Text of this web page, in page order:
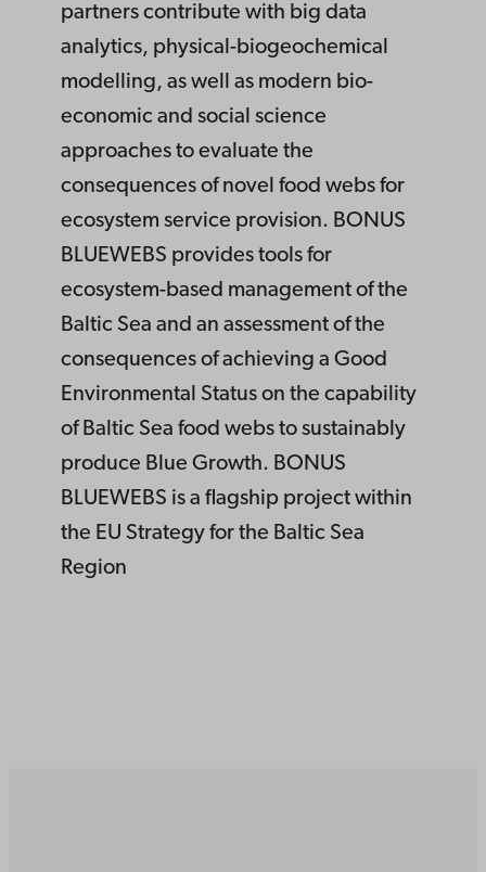
partners contribute with big data
analytics, physical-biogeochemical
modelling, as well as modern bio-
economic and social science
approaches to evaluate the
consequences of novel food webs for
ecosystem service provision. BONUS
BLUEWEBS provides tools for
ecosystem-based management of the
Baltic Sea and an assessment of the
consequences of achieving a Good
Environmental Status on the capability
of Baltic Sea food webs to sustainably
produce Blue Growth. BONUS
BLUEWEBS is a flagship project within
the EU Strategy for the Baltic Sea
Region